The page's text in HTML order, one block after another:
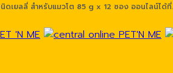
ดเยลลี่ สำหรับแมวโต 85 g x 12 ซอง ออนไลน์ได้